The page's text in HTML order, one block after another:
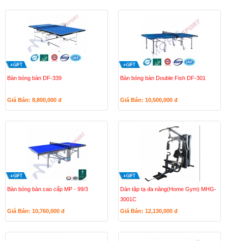
Bàn bóng bàn DF-339
Giá Bán: 8,800,000 đ
Bàn bóng bàn Double Fish DF-301
Giá Bán: 10,500,000 đ
Bàn bóng bàn cao cấp MP - 99/3
Giá Bán: 10,760,000 đ
Dàn tập tạ đa năng(Home Gym) MHG-
3001C
Giá Bán: 12,130,000 đ